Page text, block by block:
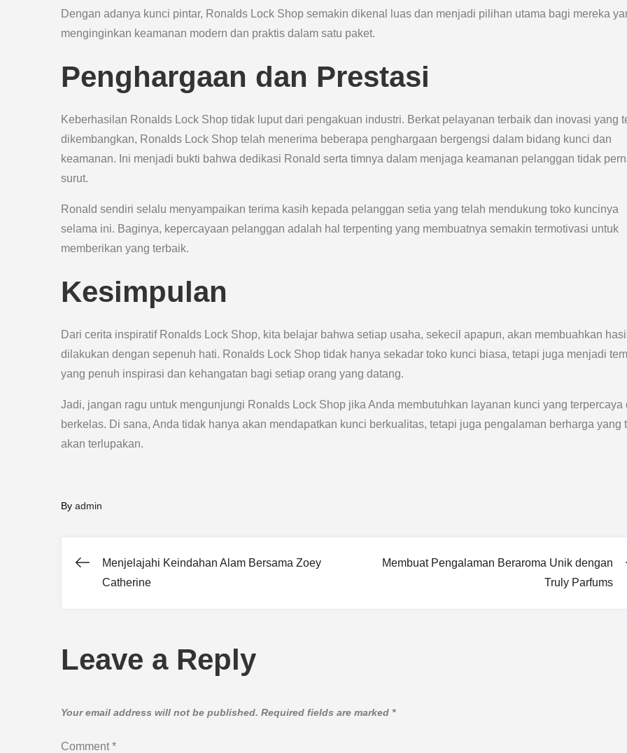
Dengan adanya kunci pintar, Ronalds Lock Shop semakin dikenal luas dan menjadi pilihan utama bagi mereka
menginginkan keamanan modern dan praktis dalam satu paket.
Penghargaan dan Prestasi
Keberhasilan Ronalds Lock Shop tidak luput dari pengakuan industri. Berkat pelayanan terbaik dan inovasi yang
dikembangkan, Ronalds Lock Shop telah menerima beberapa penghargaan bergengsi dalam bidang kunci dan
keamanan. Ini menjadi bukti bahwa dedikasi Ronald serta timnya dalam menjaga keamanan pelanggan tidak
surut.
Ronald sendiri selalu menyampaikan terima kasih kepada pelanggan setia yang telah mendukung toko kuncinya
selama ini. Baginya, kepercayaan pelanggan adalah hal terpenting yang membuatnya semakin termotivasi untuk
memberikan yang terbaik.
Kesimpulan
Dari cerita inspiratif Ronalds Lock Shop, kita belajar bahwa setiap usaha, sekecil apapun, akan membuahkan
dilakukan dengan sepenuh hati. Ronalds Lock Shop tidak hanya sekadar toko kunci biasa, tetapi juga menjadi
yang penuh inspirasi dan kehangatan bagi setiap orang yang datang.
Jadi, jangan ragu untuk mengunjungi Ronalds Lock Shop jika Anda membutuhkan layanan kunci yang terpercaya
berkelas. Di sana, Anda tidak hanya akan mendapatkan kunci berkualitas, tetapi juga pengalaman berharga yang
akan terlupakan.
By admin
Post
Menjelajahi Keindahan Alam Bersama Zoey
Catherine
Membuat Pengalaman Beraroma Unik dengan
Truly Parfums
Leave a Reply
Your email address will not be published. Required fields are marked *
Comment *